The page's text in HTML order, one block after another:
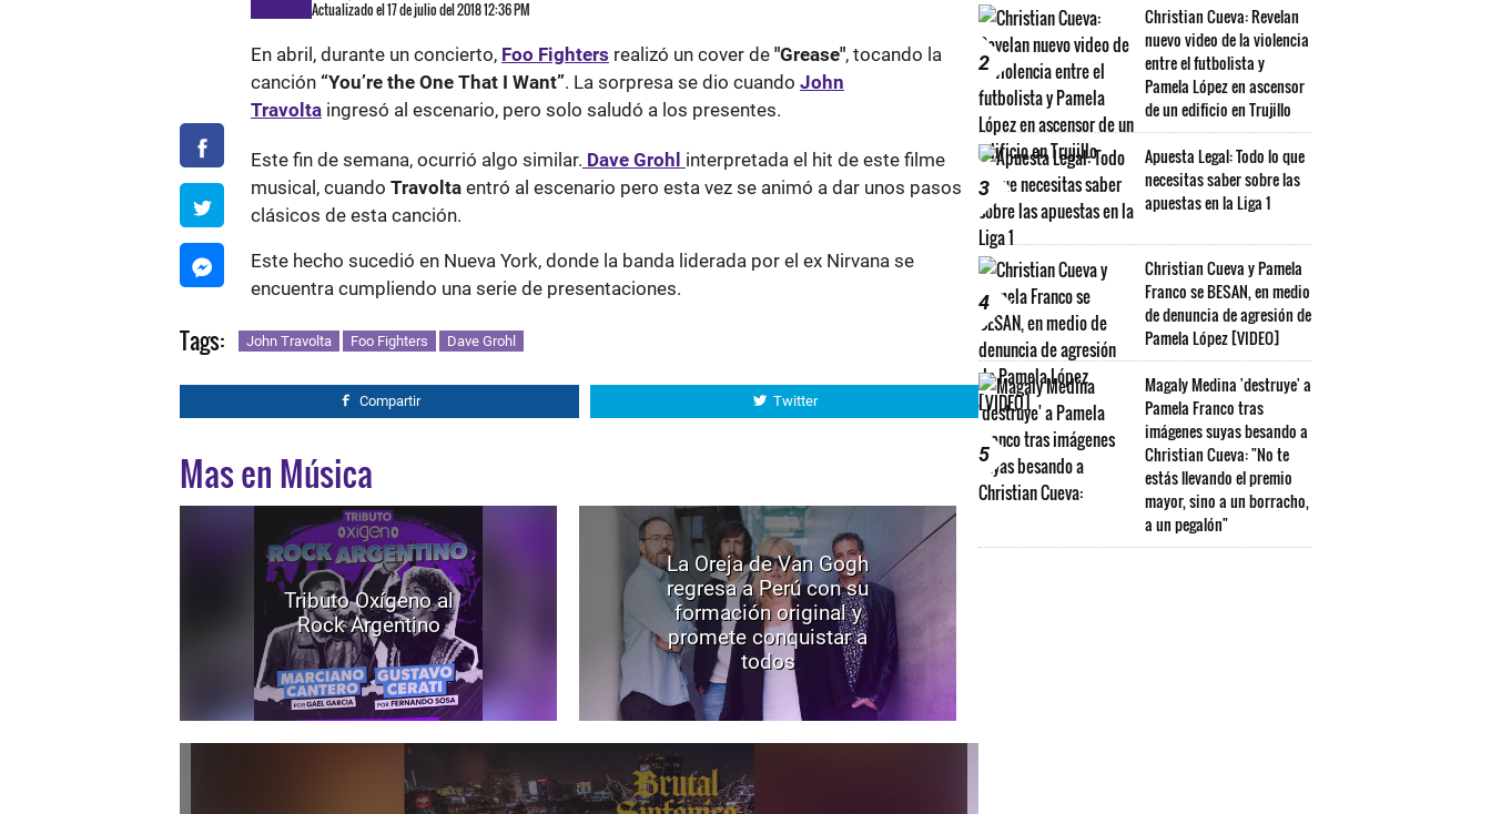
Actualizado el 17 de julio del 2018 12:36 PM
En abril, durante un concierto, Foo Fighters realizó un cover de "Grease", tocando la
canción “You’re the One That I Want”. La sorpresa se dio cuando John
Travolta ingresó al escenario, pero solo saludó a los presentes.
Este fin de semana, ocurrió algo similar. Dave Grohl interpretada el hit de este filme
musical, cuando Travolta entró al escenario pero esta vez se animó a dar unos pasos
clásicos de esta canción.
Este hecho sucedió en Nueva York, donde la banda liderada por el ex Nirvana se
encuentra cumpliendo una serie de presentaciones.
Tags: John Travolta Foo Fighters Dave Grohl
Compartir Twitter
Mas en Música
Tributo Oxígeno al
Rock Argentino
La Oreja de Van Gogh
regresa a Perú con su
formación original y
promete conquistar a
todos
2
Christian Cueva: Revelan
nuevo video de la violencia
entre el futbolista y
Pamela López en ascensor
de un edificio en Trujillo
3
Apuesta Legal: Todo lo que
necesitas saber sobre las
apuestas en la Liga 1
4
Christian Cueva y Pamela
Franco se BESAN, en medio
de denuncia de agresión de
Pamela López [VIDEO]
5
Magaly Medina 'destruye' a
Pamela Franco tras
imágenes suyas besando a
Christian Cueva: "No te
estás llevando el premio
mayor, sino a un borracho,
a un pegalón"